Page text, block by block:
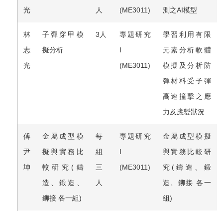
光
人
(ME3011)
測之AI模型
林
志
光
子彈穿甲模
擬分析
3人
專題研究
I
(ME3011)
學習利用有限
元素分析軟體
模擬及分析防
彈材料受子彈
高速撞擊之應
力及應變狀況
傅
尹
坤
金屬成型模
擬與實務比
較研究(鑄
造、鍛造、
鉚接 各一組)
每
組
三
人
專題研究
I
(ME3011)
金屬成型模擬
與實務比較研
究(鑄造、鍛
造、鉚接 各一
組)